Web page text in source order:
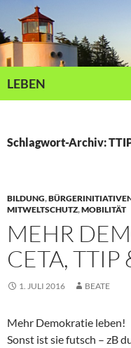
Inhalt
springen
LEBEN
Schlagwort-Archiv:
BILDUNG,
MITWELTSCHUTZ,MOBILITÄT
MEHR
CETA, TTIP
1. JULI 2016 BEATE
Mehr Demokratie leben!
Sonst ist sie futsch – zB